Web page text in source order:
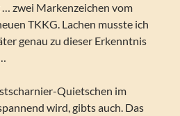
zwei Markenzeichen vom
TKKG. Lachen musste ich
genau zu dieser Erkenntnis
Quietschen im
wird, gibts auch. Das